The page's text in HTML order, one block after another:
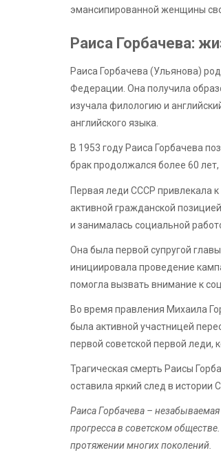
эмансипированной женщины
Раиса Горбачева:
Раиса Горбачева (Ульянова)
Федерации. Она получила
изучала филологию и
английского языка.
В 1953 году Раиса Горбачева
брак продолжался более 60
Первая леди СССР привлекала
активной гражданской
и занималась социальной
Она была первой супругой
инициировала проведение
помогла вызвать внимание к
Во время правления Михаила
была активной участницей
первой советской первой леди,
Трагическая смерть Раисы
оставила яркий след в истории
Раиса Горбачева –
прогресса в советском
протяжении многих поколений.